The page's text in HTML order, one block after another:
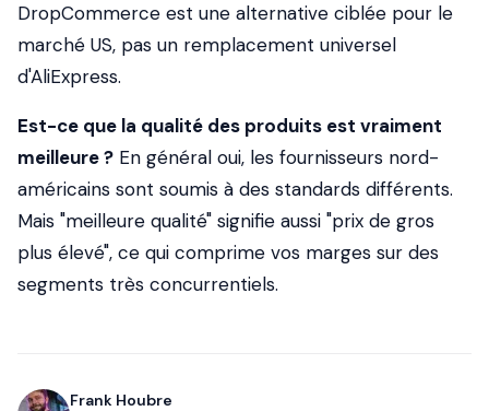
DropCommerce est une alternative ciblée pour le
marché US, pas un remplacement universel
d'AliExpress.
Est-ce que la qualité des produits est vraiment
meilleure ? En général oui, les fournisseurs nord-
américains sont soumis à des standards différents.
Mais "meilleure qualité" signifie aussi "prix de gros
plus élevé", ce qui comprime vos marges sur des
segments très concurrentiels.
Frank Houbre